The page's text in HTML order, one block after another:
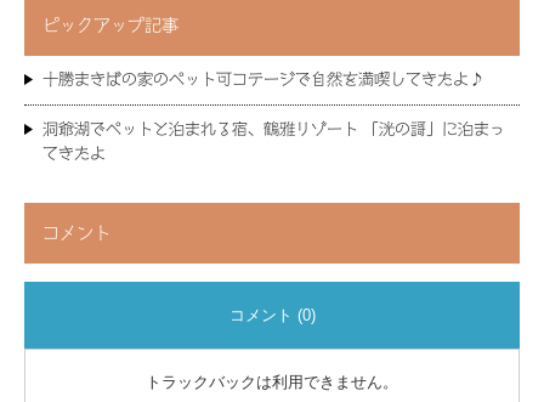
ピックアップ記事
十勝まきばの家のペット可コテージで自然を満喫してきたよ♪
洞爺湖でペットと泊まれる宿、鶴雅リゾート 「洸の謌」に泊まっ
てきたよ
コメント
コメント (0)
トラックバックは利用できません。